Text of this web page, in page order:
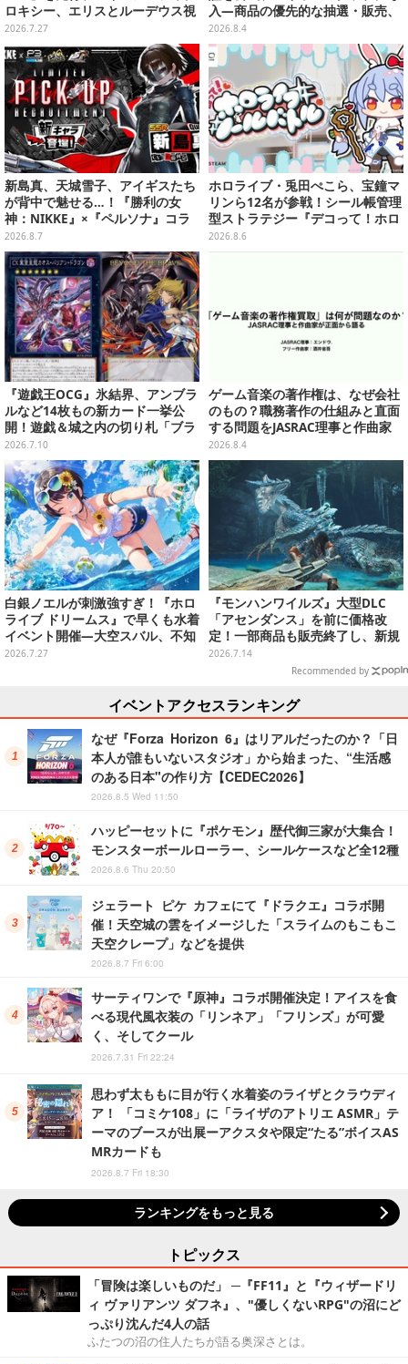
ロキシー、エリスとルーデウス視
点でイチャイチャできるマイルー
ム機能も存在しており……!?
2026.7.27
入―商品の優先的な抽選・販売、
公式大会への参加申し込みに活用
2026.8.4
新島真、天城雪子、アイギスたち
が背中で魅せる…！『勝利の女
神：NIKKE』×『ペルソナ』コラ
ボキャラ＆KV解禁
2026.8.7
ホロライブ・兎田ぺこら、宝鐘マ
リンら12名が参戦！シール帳管理
型ストラテジー『デコって！ホロ
ライブシールバトル』Steamスト
アページ公開
2026.8.6
『遊戯王OCG』氷結界、アンブラ
ルなど14枚もの新カード一挙公
開！遊戯＆城之内の切り札「ブラ
ック・デーモンズ・ドラゴン」も
新たな装いで登場
2026.7.10
ゲーム音楽の著作権は、なぜ会社
のもの？職務著作の仕組みと直面
する問題をJASRAC理事と作曲家
が徹底解説【CEDEC 2026】
2026.8.4
白銀ノエルが刺激強すぎ！『ホロ
ライブ ドリームス』で早くも水着
イベント開催―大空スバル、不知
火フレアら5人が夏の装いで登場
2026.7.27
『モンハンワイルズ』大型DLC
「アセンダンス」を前に価格改
定！一部商品も販売終了し、新規
セットを追加
2026.7.14
Recommended by
イベントアクセスランキング
なぜ『Forza Horizon 6』はリアルだったのか？「日
本人が誰もいないスタジオ」から始まった、“生活感
のある日本"の作り方【CEDEC2026】
2026.8.5 Wed 11:50
ハッピーセットに『ポケモン』歴代御三家が大集合！
モンスターボールローラー、シールケースなど全12種
2026.8.6 Thu 20:50
ジェラート ピケ カフェにて『ドラクエ』コラボ開
催！天空城の雲をイメージした「スライムのもこもこ
天空クレープ」などを提供
2026.8.7 Fri 6:00
サーティワンで『原神』コラボ開催決定！アイスを食
べる現代風衣装の「リンネア」「フリンズ」が可愛
く、そしてクール
2026.7.31 Fri 22:24
思わず太ももに目が行く水着姿のライザとクラウディ
ア！ 「コミケ108」に「ライザのアトリエ ASMR」テ
ーマのブースが出展ーアクスタや限定“たる”ボイスAS
MRカードも
2026.8.7 Fri 18:30
ランキングをもっと見る
トピックス
「冒険は楽しいものだ」 ─『FF11』と『ウィザードリ
ィ ヴァリアンツ ダフネ』、"優しくないRPG"の沼にど
っぷり沈んだ4人の話
ふたつの沼の住人たちが語る奥深さとは。